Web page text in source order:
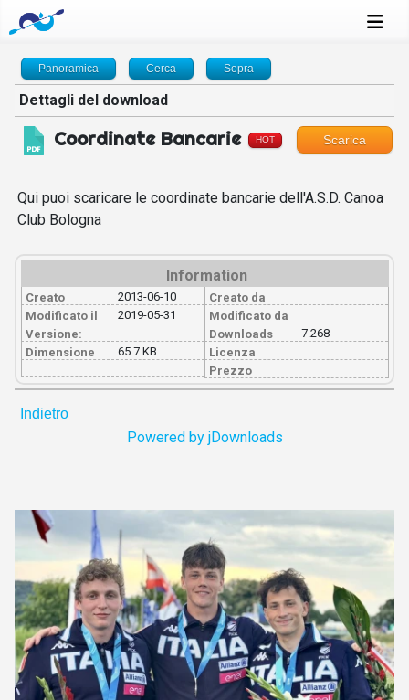
Panoramica Cerca Sopra
Dettagli del download
Coordinate Bancarie HOT Scarica
Qui puoi scaricare le coordinate bancarie dell'A.S.D. Canoa
Club Bologna
Information
Creato
2013-06-10
Modificato il
2019-05-31
Versione:
Dimensione
65.7 KB
Creato da
Modificato da
Downloads
7.268
Licenza
Prezzo
Indietro
Powered by jDownloads